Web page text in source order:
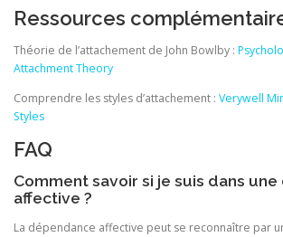
Ressources
Théorie de l’attachement de John Bowlby :
Attachment Theory
Comprendre les styles d’attachement : Verywell
Styles
FAQ
Comment savoir si je suis dans
affective ?
La dépendance affective peut se reconnaître par